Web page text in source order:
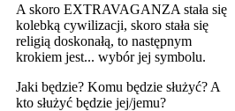
A skoro EXTRAVAGANZA stała się
kolebką cywilizacji, skoro stała się
religią doskonałą, to następnym
krokiem jest... wybór jej symbolu.
Jaki będzie? Komu będzie służyć? A
kto służyć będzie jej/jemu?